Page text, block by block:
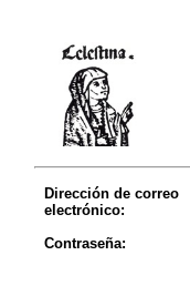
Dirección de correo
electrónico:
Contraseña: